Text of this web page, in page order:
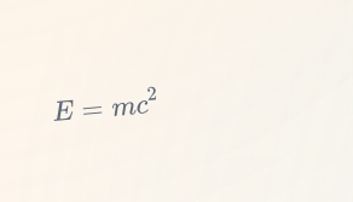
E= 2